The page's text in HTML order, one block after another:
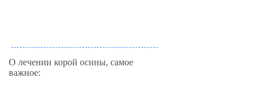
О лечении корой осины, самое
важное: